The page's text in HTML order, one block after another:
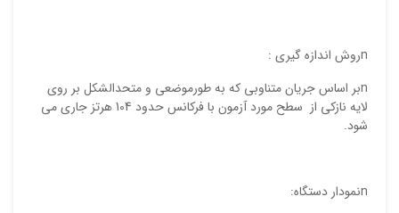
nروش اندازه گیری :
nبر اساس جریان متناوبی که به طورموضعی و متحدالشکل بر روی
لایه نازکی از سطح مورد آزمون با فرکانس حدود 104 هرتز جاری می
شود.
nنمودار دستگاه: